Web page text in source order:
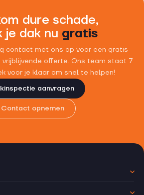
dure schade,
je dak nu gratis
contact met ons op voor een gratis
offerte. Ons team staat 7
voor je klaar om snel te helpen!
aanvragen
Contact opnemen